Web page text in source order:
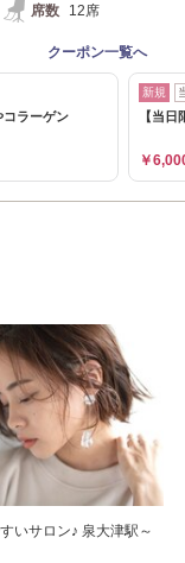
席数 12席
クーポン一覧へ
コラーゲン
新規
【当
￥
いサロン♪ 泉大津駅～